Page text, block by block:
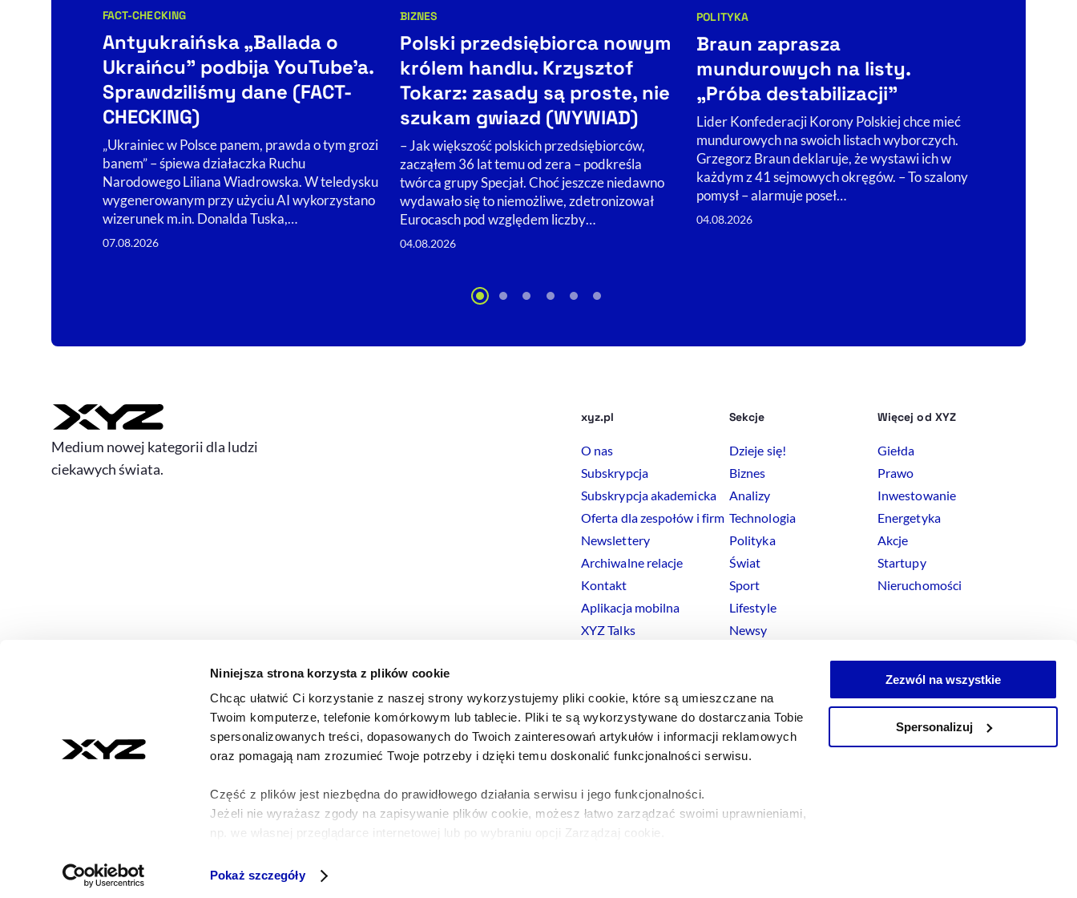
Niniejsza strona korzysta z plików cookie
Chcąc ułatwić Ci korzystanie z naszej strony wykorzystujemy pliki cookie, które są umieszczane na
Twoim komputerze, telefonie komórkowym lub tablecie. Pliki te są wykorzystywane do dostarczania Tobie
spersonalizowanych treści, dopasowanych do Twoich zainteresowań artykułów i informacji reklamowych
oraz pomagają nam zrozumieć Twoje potrzeby i dzięki temu doskonalić funkcjonalności serwisu.
Część z plików jest niezbędna do prawidłowego działania serwisu i jego funkcjonalności.
Jeżeli nie wyrażasz zgody na zapisywanie plików cookie, możesz łatwo zarządzać swoimi uprawnieniami,
np. we własnej przeglądarce internetowej lub po wybraniu opcji Zarządzaj cookie.
Szczegółowe informacje na ten temat znajdziesz w naszej
Pokaż szczegóły
Zezwól na wszystkie
Spersonalizuj
Kategorie artykułu:
FACT-CHECKING
Antyukraińska „Ballada o
Ukraińcu” podbija YouTube'a.
Sprawdziliśmy dane (FACT-
CHECKING)
„Ukrainiec w Polsce panem, prawda o tym grozi
banem” – śpiewa działaczka Ruchu
Narodowego Liliana Wiadrowska. W teledysku
wygenerowanym przy użyciu AI wykorzystano
wizerunek m.in. Donalda Tuska,…
07.08.2026
Kategorie artykułu:
BIZNES
Polski przedsiębiorca nowym
królem handlu. Krzysztof
Tokarz: zasady są proste, nie
szukam gwiazd (WYWIAD)
– Jak większość polskich przedsiębiorców,
zacząłem 36 lat temu od zera – podkreśla
twórca grupy Specjał. Choć jeszcze niedawno
wydawało się to niemożliwe, zdetronizował
Eurocasch pod względem liczby…
04.08.2026
Kategorie artykułu:
POLITYKA
Braun zaprasza
mundurowych na listy.
„Próba destabilizacji”
Lider Konfederacji Korony Polskiej chce mieć
mundurowych na swoich listach wyborczych.
Grzegorz Braun deklaruje, że wystawi ich w
każdym z 41 sejmowych okręgów. – To szalony
pomysł – alarmuje poseł…
04.08.2026
Medium nowej kategorii dla ludzi
ciekawych świata.
xyz.pl
O nas
Subskrypcja
Subskrypcja akademicka
Oferta dla zespołów i firm
Newslettery
Archiwalne relacje
Kontakt
Aplikacja mobilna
XYZ Talks
Sekcje
Dzieje się!
Biznes
Analizy
Technologia
Polityka
Świat
Sport
Lifestyle
Newsy
Więcej od XYZ
Giełda
Prawo
Inwestowanie
Energetyka
Akcje
Startupy
Nieruchomości
© 2026 XYZ. Wszystkie prawa zastrzeżone
ISSN 3071-8147
Polityka prywatnościPolitykaCookiesRegulaminUstawieniaCookies
x LinkedinFacebookInstagramYoutube